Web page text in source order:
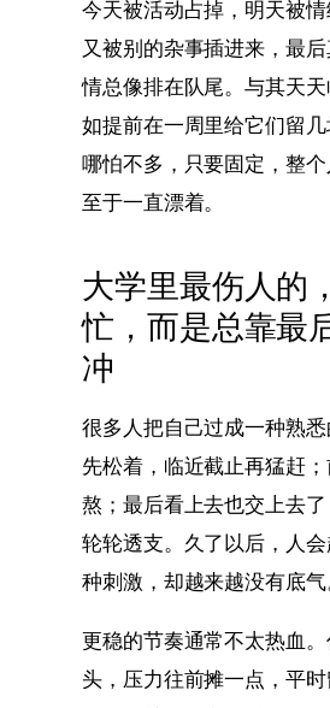
今天被活动占掉，明天被
又被别的杂事插进来，最
情总像排在队尾。与其天
如提前在一周里给它们留几
哪怕不多，只要固定，整
至于一直漂着。
大学里最伤人的
忙，而是总靠最
冲
很多人把自己过成一种熟
先松着，临近截止再猛赶
熬；最后看上去也交上去
轮轮透支。久了以后，人
种刺激，却越来越没有底气
更稳的节奏通常不太热血
头，压力往前摊一点，平时